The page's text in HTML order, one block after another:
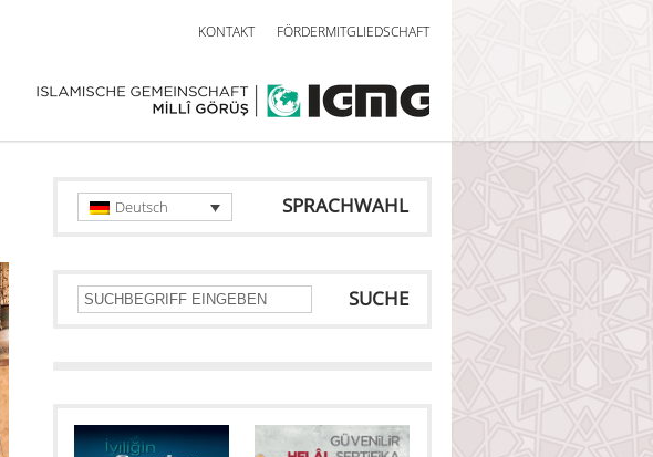
KONTAKT FÖRDERMITGLIEDSCHAFT
SPRACHWAHL
Deutsch
SUCHE